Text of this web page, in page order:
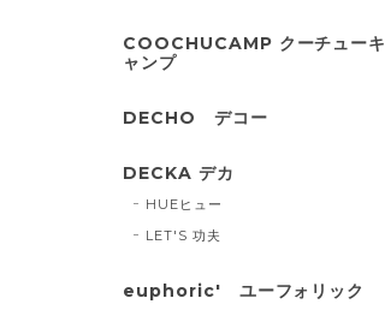
COOCHUCAMP クーチューキ
ャンプ
DECHO デコー
DECKA デカ
HUEヒュー
LET'S 功夫
euphoric' ユーフォリック